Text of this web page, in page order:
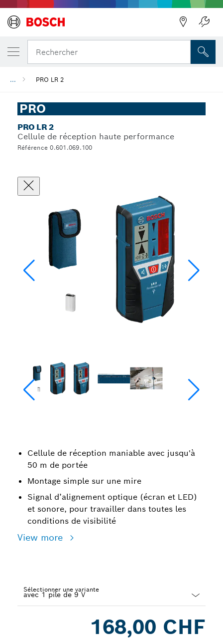
Rechercher
... PRO LR 2
PRO
PRO LR 2
Cellule de réception haute performance
Référence 0.601.069.100
Cellule de réception maniable avec jusqu'à
50 m de portée
Montage simple sur une mire
Signal d’alignement optique (écran et LED)
et sonore, pour travailler dans toutes les
conditions de visibilité
View more
Sélectionner une variante
168,00 CHF